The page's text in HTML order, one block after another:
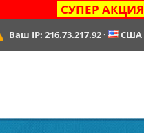
СУПЕР АКЦИЯ
Ваш IP: 216.73.217.92· США